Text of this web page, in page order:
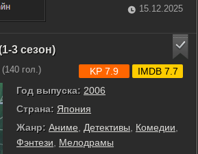
жизнь. В итоге Андрих принимает
...
15.12.2025
3 сезон)
(140 гол.)
Год выпуска: 2006
Страна: Япония
Жанр: Аниме Детективы Комедии
Фэнтези
Мелодрамы
KP 7.9 IMDB 7.7